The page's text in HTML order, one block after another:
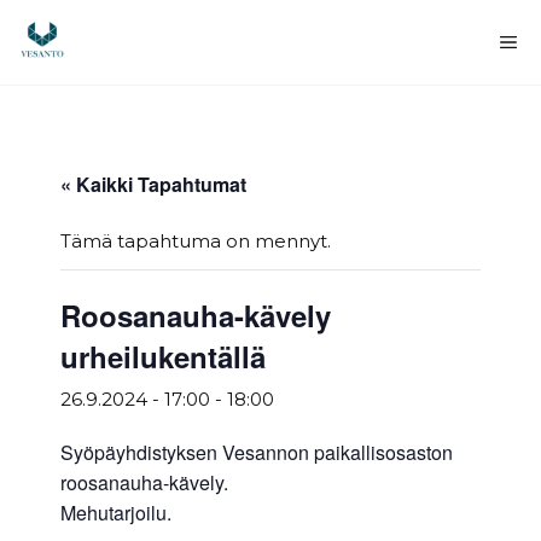
sisältöön
« Kaikki Tapahtumat
Tämä tapahtuma on mennyt.
Roosanauha-kävely
urheilukentällä
26.9.2024 - 17:00 - 18:00
Syöpäyhdistyksen Vesannon paikallisosaston
roosanauha-kävely.
Mehutarjoilu.